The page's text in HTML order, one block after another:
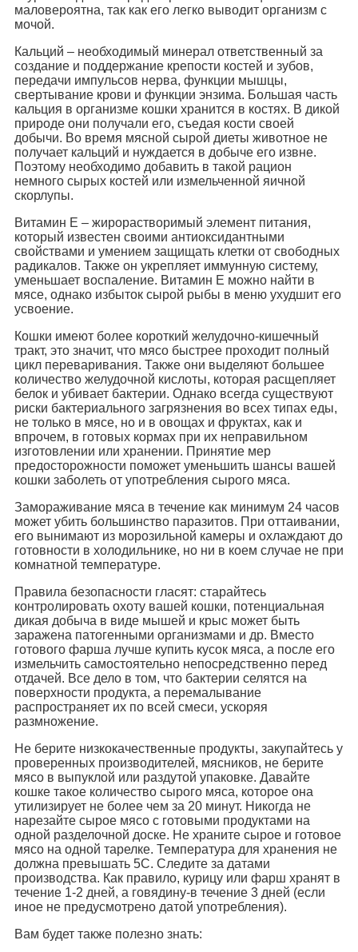
маловероятна, так как его легко выводит организм с
мочой.
Кальций – необходимый минерал ответственный за
создание и поддержание крепости костей и зубов,
передачи импульсов нерва, функции мышцы,
свертывание крови и функции энзима. Большая часть
кальция в организме кошки хранится в костях. В дикой
природе они получали его, съедая кости своей
добычи. Во время мясной сырой диеты животное не
получает кальций и нуждается в добыче его извне.
Поэтому необходимо добавить в такой рацион
немного сырых костей или измельченной яичной
скорлупы.
Витамин Е – жирорастворимый элемент питания,
который известен своими антиоксидантными
свойствами и умением защищать клетки от свободных
радикалов. Также он укрепляет иммунную систему,
уменьшает воспаление. Витамин E можно найти в
мясе, однако избыток сырой рыбы в меню ухудшит его
усвоение.
Кошки имеют более короткий желудочно-кишечный
тракт, это значит, что мясо быстрее проходит полный
цикл переваривания. Также они выделяют большее
количество желудочной кислоты, которая расщепляет
белок и убивает бактерии. Однако всегда существуют
риски бактериального загрязнения во всех типах еды,
не только в мясе, но и в овощах и фруктах, как и
впрочем, в готовых кормах при их неправильном
изготовлении или хранении. Принятие мер
предосторожности поможет уменьшить шансы вашей
кошки заболеть от употребления сырого мяса.
Замораживание мяса в течение как минимум 24 часов
может убить большинство паразитов. При оттаивании,
его вынимают из морозильной камеры и охлаждают до
готовности в холодильнике, но ни в коем случае не при
комнатной температуре.
Правила безопасности гласят: старайтесь
контролировать охоту вашей кошки, потенциальная
дикая добыча в виде мышей и крыс может быть
заражена патогенными организмами и др. Вместо
готового фарша лучше купить кусок мяса, а после его
измельчить самостоятельно непосредственно перед
отдачей. Все дело в том, что бактерии селятся на
поверхности продукта, а перемалывание
распространяет их по всей смеси, ускоряя
размножение.
Не берите низкокачественные продукты, закупайтесь у
проверенных производителей, мясников, не берите
мясо в выпуклой или раздутой упаковке. Давайте
кошке такое количество сырого мяса, которое она
утилизирует не более чем за 20 минут. Никогда не
нарезайте сырое мясо с готовыми продуктами на
одной разделочной доске. Не храните сырое и готовое
мясо на одной тарелке. Температура для хранения не
должна превышать 5С. Следите за датами
производства. Как правило, курицу или фарш хранят в
течение 1-2 дней, а говядину-в течение 3 дней (если
иное не предусмотрено датой употребления).
Вам будет также полезно знать: